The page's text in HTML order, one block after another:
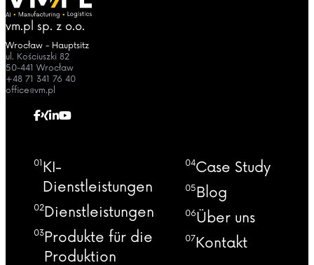
vm.pl sp. z o.o.
Wrocław - Hauptsitz
ul. Kościuszki 82
50-441 Wrocław
+48 71 341 76 40
office@vm.pl
01 KI-
Dienstleistungen
02Dienstleistungen
03Produkte für die
Produktion
04Case Study
05Blog
06Über uns
07Kontakt